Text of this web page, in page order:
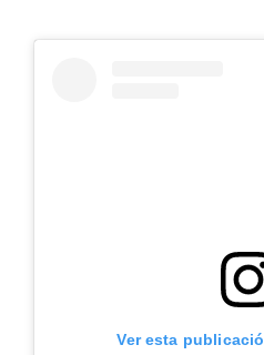
Ver esta